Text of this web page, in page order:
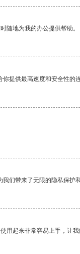
随地为我的办公提供帮助。
提供最高速度和安全性的
们带来了无限的隐私保护
用起来非常容易上手，让